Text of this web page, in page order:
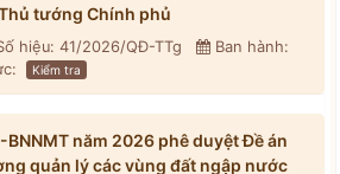
tướng Chính phủ
hiệu: 41/2026/QĐ-TTg
Ban hành:
Kiểm tra
năm 2026 phê duyệt Đề án
quản lý các vùng đất ngập nước